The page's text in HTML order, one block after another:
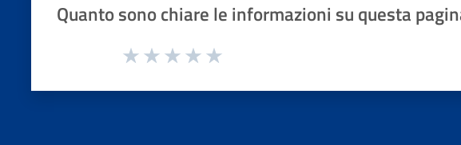
Quanto sono chiare le informazioni su questa
Valuta da 1 a 5 stelle la pagina